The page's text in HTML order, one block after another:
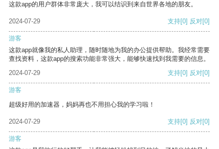
这款app的用户群体非常庞大，我可以结识到来自世界各地的朋友。
2024-07-29 支持[0] 反对[0]
游客
这款app就像我的私人助理，随时随地为我的办公提供帮助。我经常需要
查找资料，这款app的搜索功能非常强大，能够快速找到我需要的信息。
2024-07-29
支持[0] 反对[0]
游客
超级好用的加速器，妈妈再也不用担心我的学习啦！
2024-07-29 支持[0] 反对[0]
游客